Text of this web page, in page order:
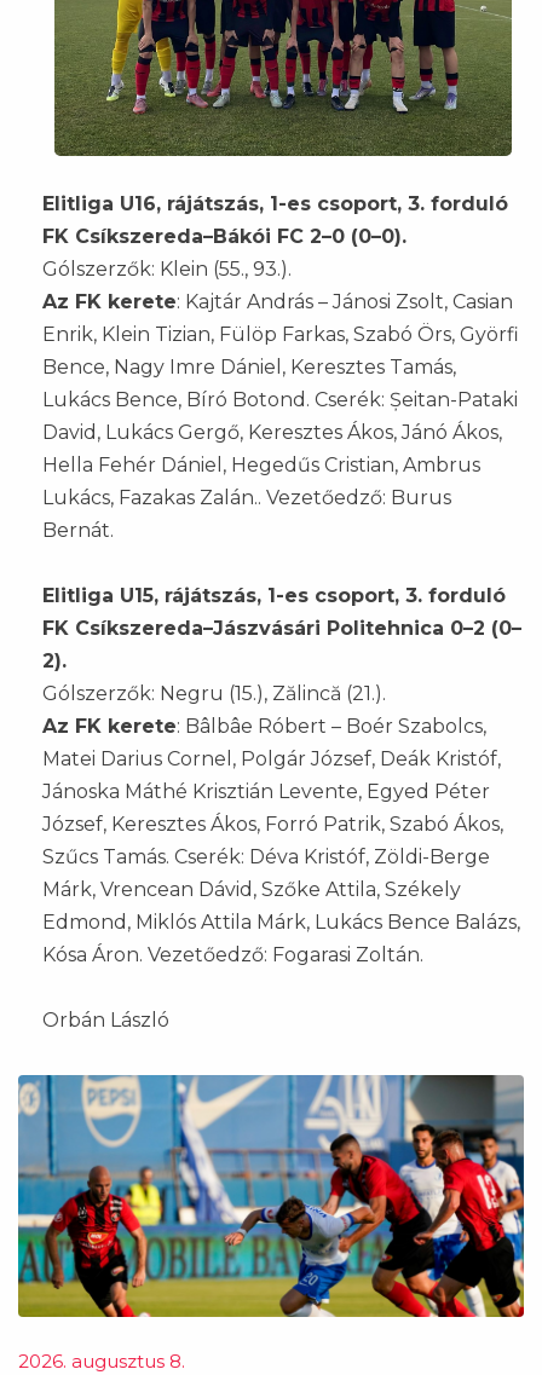
Elitliga U16, rájátszás, 1-es csoport, 3. forduló
FK Csíkszereda–Bákói FC 2–0 (0–0).
Gólszerzők: Klein (55., 93.).
Az FK kerete: Kajtár András – Jánosi Zsolt, Casian
Enrik, Klein Tizian, Fülöp Farkas, Szabó Örs, Györfi
Bence, Nagy Imre Dániel, Keresztes Tamás,
Lukács Bence, Bíró Botond. Cserék: Șeitan-Pataki
David, Lukács Gergő, Keresztes Ákos, Jánó Ákos,
Hella Fehér Dániel, Hegedűs Cristian, Ambrus
Lukács, Fazakas Zalán.. Vezetőedző: Burus
Bernát.
Elitliga U15, rájátszás, 1-es csoport, 3. forduló
FK Csíkszereda–Jászvásári Politehnica 0–2 (0–
2).
Gólszerzők: Negru (15.), Zălincă (21.).
Az FK kerete: Bâlbâe Róbert – Boér Szabolcs,
Matei Darius Cornel, Polgár József, Deák Kristóf,
Jánoska Máthé Krisztián Levente, Egyed Péter
József, Keresztes Ákos, Forró Patrik, Szabó Ákos,
Szűcs Tamás. Cserék: Déva Kristóf, Zöldi-Berge
Márk, Vrencean Dávid, Szőke Attila, Székely
Edmond, Miklós Attila Márk, Lukács Bence Balázs,
Kósa Áron. Vezetőedző: Fogarasi Zoltán.
Orbán László
2026. augusztus 8.